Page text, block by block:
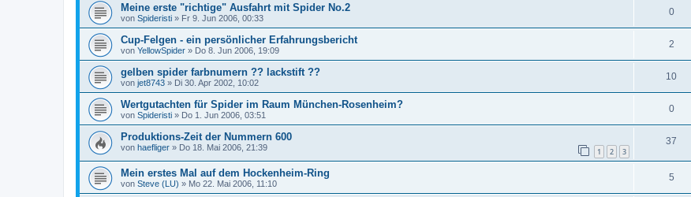
Meine erste "richtige" Ausfahrt mit Spider No.2
von Spideristi » Fr 9. Jun 2006, 00:33
0
Cup-Felgen - ein persönlicher Erfahrungsbericht
von YellowSpider » Do 8. Jun 2006, 19:09
2
gelben spider farbnumern ?? lackstift ??
von jet8743 » Di 30. Apr 2002, 10:02
10
Wertgutachten für Spider im Raum München-Rosenheim?
von Spideristi » Do 1. Jun 2006, 03:51
0
Produktions-Zeit der Nummern 600
von haefliger » Do 18. Mai 2006, 21:39 1 2 3
37
Mein erstes Mal auf dem Hockenheim-Ring
von Steve (LU) » Mo 22. Mai 2006, 11:10
5